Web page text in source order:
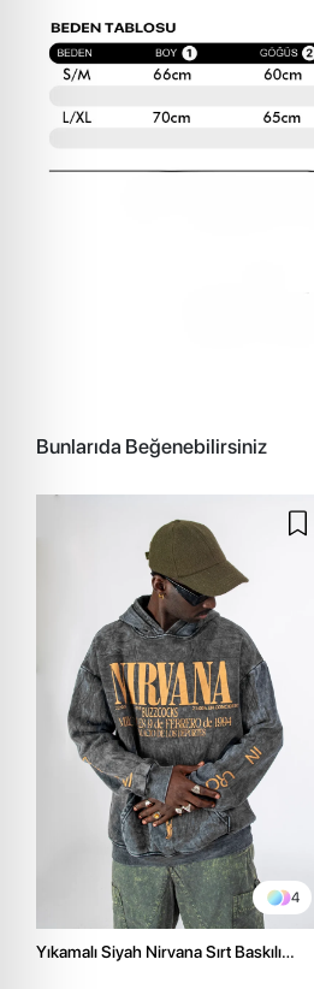
Bunlarıda Beğenebilirsiniz
4
Yıkamalı Siyah Nirvana Sırt Baskılı